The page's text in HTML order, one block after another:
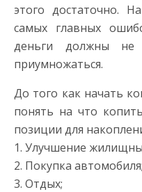
этого достаточно.
самых главных
деньги должны
приумножаться.
До того как начать
понять на что
позиции для
1. Улучшение
2. Покупка автомобиля;
3. Отдых;